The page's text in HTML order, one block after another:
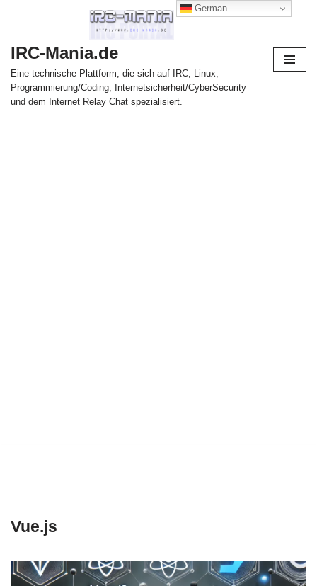
Inhalt
springen
IRC-Mania.de
Eine technische Plattform, die sich auf IRC, Linux,
Programmierung/Coding, Internetsicherheit/CyberSecurity
und dem Internet Relay Chat spezialisiert.
Vue.js
German